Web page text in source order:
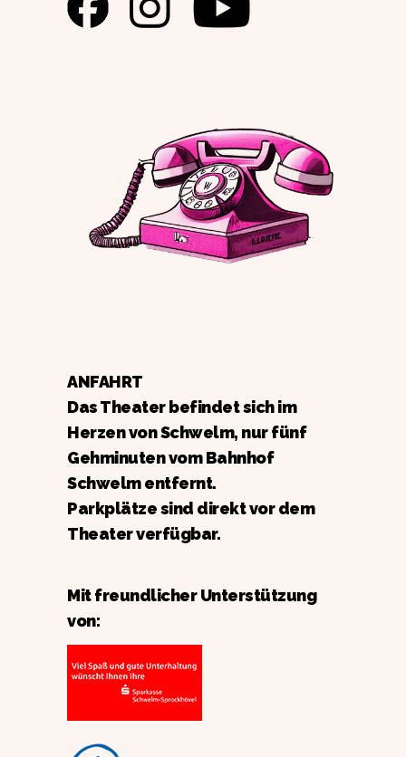
ANFAHRT
Das Theater befindet sich im
Herzen von Schwelm, nur fünf
Gehminuten vom Bahnhof
Schwelm entfernt.
Parkplätze sind direkt vor dem
Theater verfügbar.
Mit freundlicher Unterstützung
von: